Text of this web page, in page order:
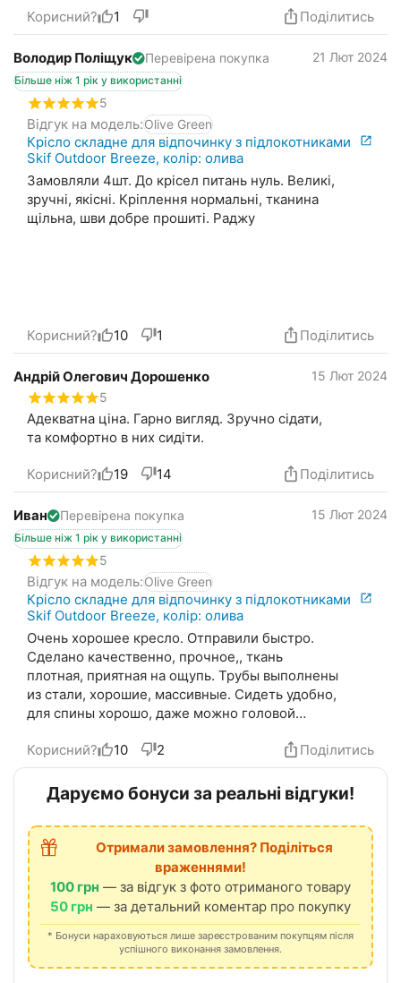
Корисний? 1 Поділитись
Володир Поліщук Перевірена покупка
Більше ніж 1 рік у використанні
21 Лют 2024
5
Відгук на модель:Olive Green
Крісло складне для відпочинку з підлокотниками
Skif Outdoor Breeze, колір: олива
Замовляли 4шт. До крісел питань нуль. Великі,
зручні, якісні. Кріплення нормальні, тканина
щільна, шви добре прошиті. Раджу
Корисний? 10 1 Поділитись
Андрій Олегович Дорошенко
15 Лют 2024
5
Адекватна ціна. Гарно вигляд. Зручно сідати,
та комфортно в них сидіти.
Корисний? 19 14 Поділитись
Иван Перевірена покупка
Більше ніж 1 рік у використанні
15 Лют 2024
5
Відгук на модель:Olive Green
Крісло складне для відпочинку з підлокотниками
Skif Outdoor Breeze, колір: олива
Очень хорошее кресло. Отправили быстро.
Сделано качественно, прочное,, ткань
плотная, приятная на ощупь. Трубы выполнены
из стали, хорошие, массивные. Сидеть удобно,
для спины хорошо, даже можно головой
Хорошее
Корисний? 10 2 Поділитись
Даруємо бонуси за реальні відгуки!
Отримали замовлення? Поділіться
враженнями!
100 грн — за відгук з фото отриманого товару
50 грн — за детальний коментар про покупку
* Бонуси нараховуються лише зареєстрованим покупцям після
успішного виконання замовлення.